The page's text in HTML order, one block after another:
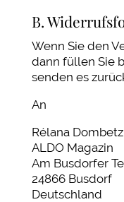
B.
Wenn Sie den
dann füllen Sie
senden es
An
Rélana
ALDO Magazin
Am Busdorfer
24866 Busdorf
Deutschland